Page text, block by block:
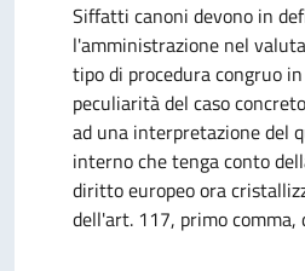
Siffatti canoni devono in
l'amministrazione nel
tipo di procedura congruo
peculiarità del caso
ad una interpretazione del
interno che tenga conto
diritto europeo ora
dell'art. 117, primo comma,